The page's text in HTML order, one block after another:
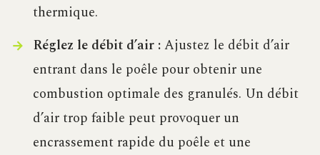
thermique.
Réglez le débit d’air :Ajustez le débit d’air
entrant dans le poêle pour obtenir une
combustion optimale des granulés. Un débit
d’air trop faible peut provoquer un
encrassement rapide du poêle et une